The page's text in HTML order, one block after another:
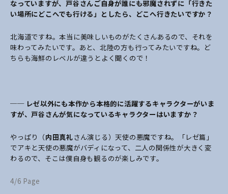
なっていますが、戸谷さんご自身が誰にも邪魔されずに「行きた
い場所にどこへでも行ける」としたら、どこへ行きたいですか？
北海道ですね。本当に美味しいものがたくさんあるので、それを
味わってみたいです。あと、北陸の方も行ってみたいですね。ど
ちらも海鮮のレベルが違うとよく聞くので！
── レゼ以外にも本作から本格的に活躍するキャラクターがいま
すが、戸谷さんが気になっているキャラクターはいますか？
やっぱり（内田真礼さん演じる）天使の悪魔ですね。「レゼ篇」
でアキと天使の悪魔がバディになって、二人の関係性が大きく変
わるので、そこは僕自身も観るのが楽しみです。
4/6 Page